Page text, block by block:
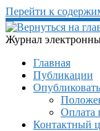
Перейти к
Журнал
Главная
Публикации
Оплата
Контактный